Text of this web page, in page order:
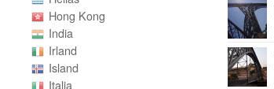
Hong Kong
India
Irland
Island
Italia